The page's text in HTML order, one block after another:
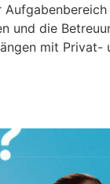
und die
mit Privat-